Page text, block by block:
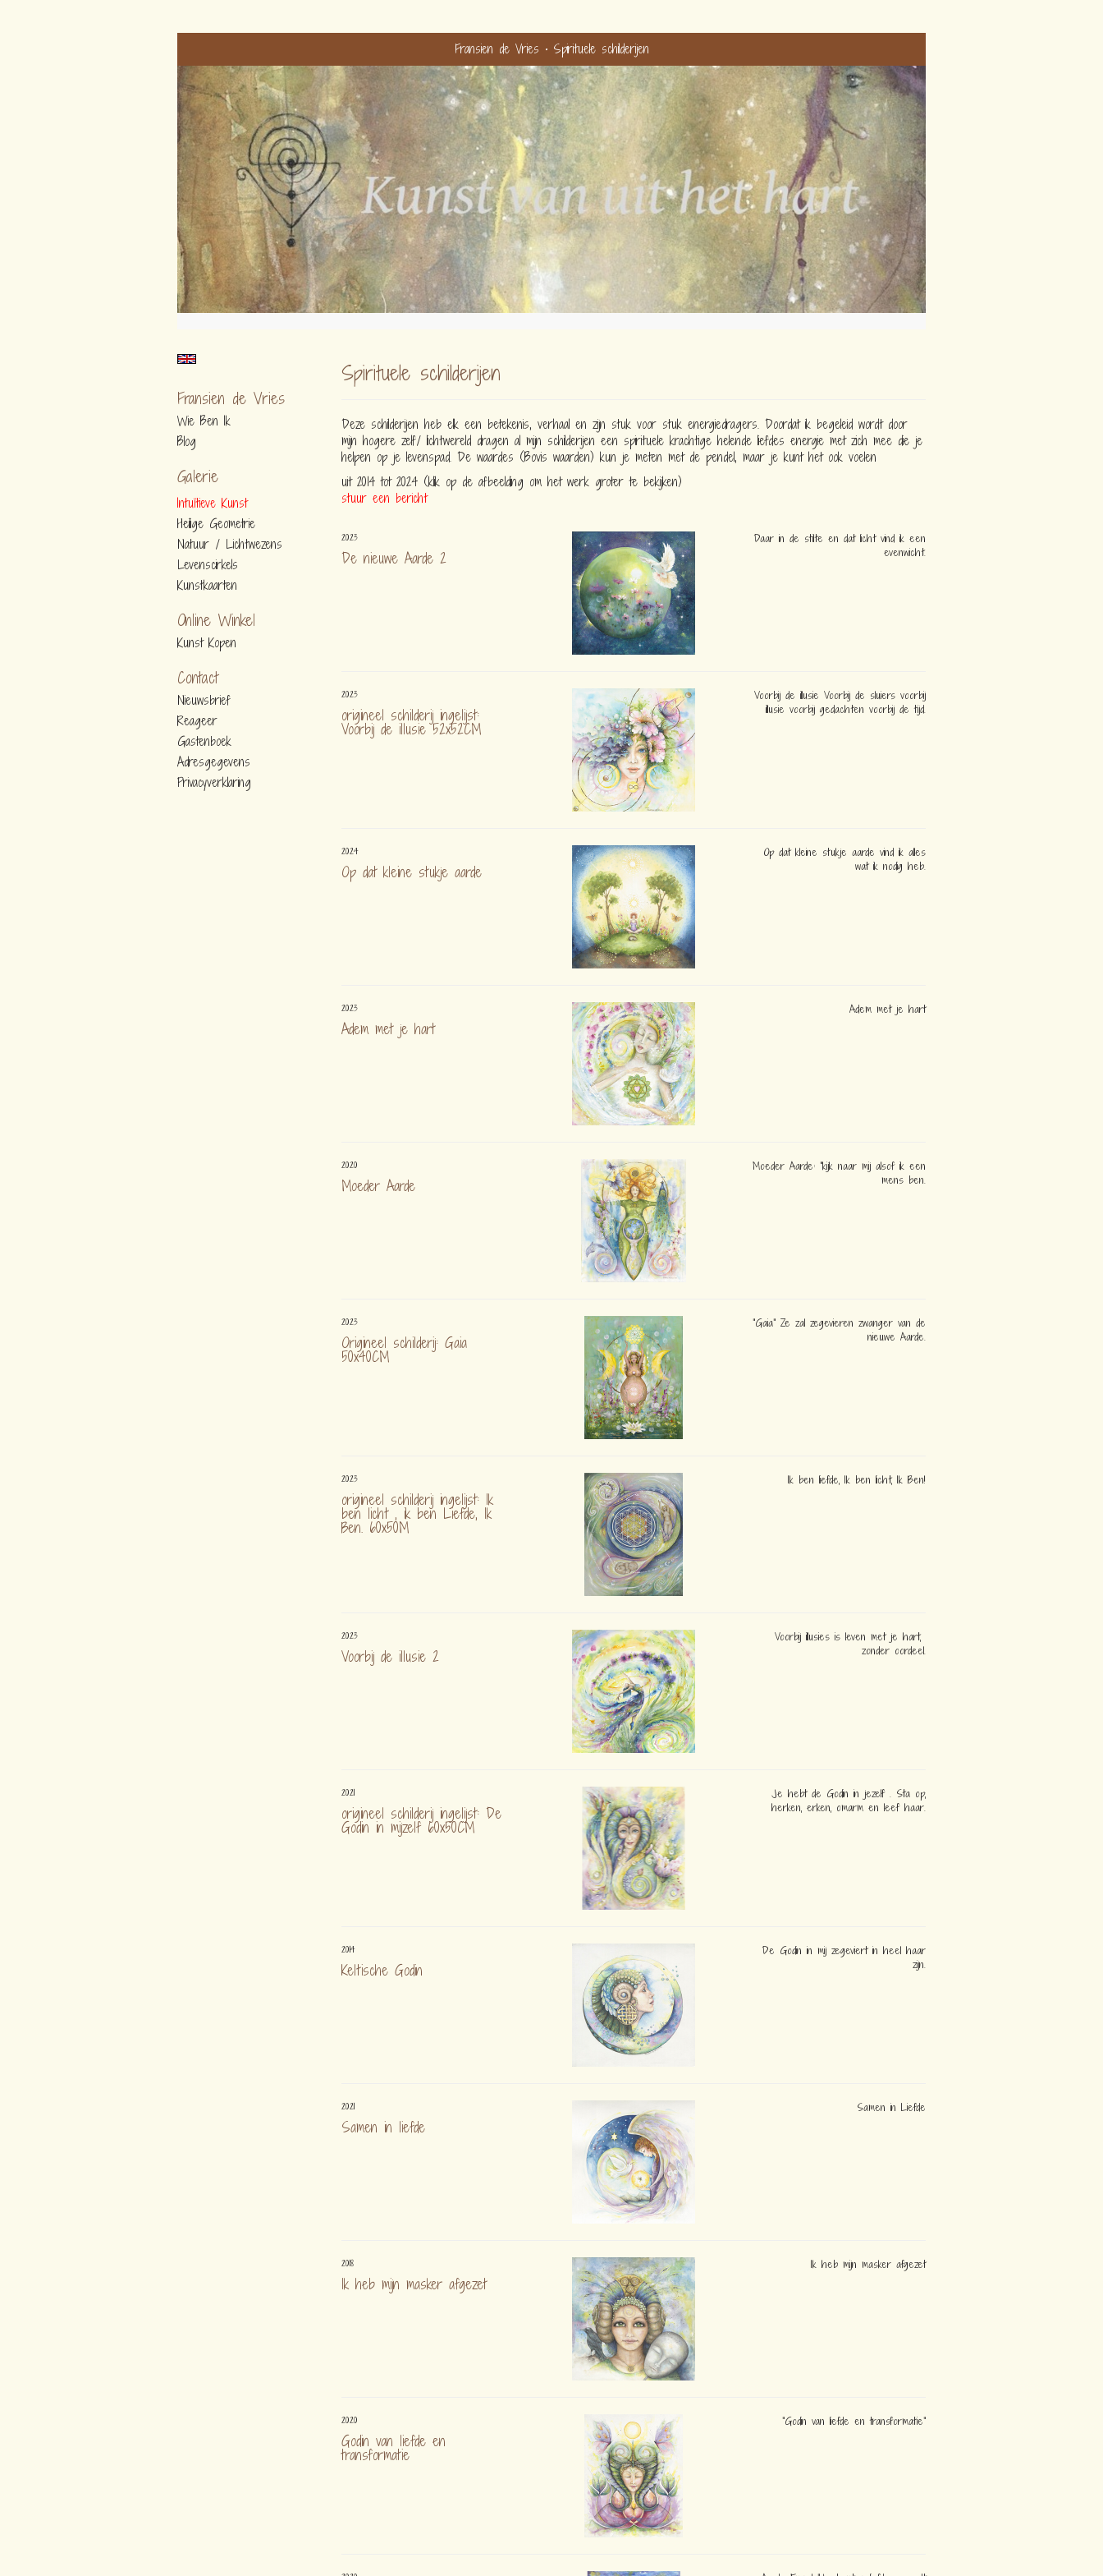
Fransien de Vries Spirituele schilderijen
Spirituele schilderijen
Deze schilderijen heb elk een betekenis, verhaal en zijn stuk voor stuk energiedragers. Doordat ik begeleid wordt door
mijn hogere zelf/ lichtwereld dragen al mijn schilderijen een spirituele krachtige helende liefdes energie met zich mee die je
helpen op je levenspad. De waardes (Bovis waarden) kun je meten met de pendel, maar je kunt het ook voelen
uit 2014 tot 2024 (klik op de afbeelding om het werk groter te bekijken)
stuur een bericht
De nieuwe Aarde 2
2023
Daar in de stilte en dat licht vind ik een
evenwicht.
origineel schilderij ingelijst:
Voorbij de illusie 52x52CM
2023
Voorbij de illusie Voorbij de sluiers voorbij
illusie voorbij gedachten voorbij de tijd.
Op dat kleine stukje aarde
2024
Op dat kleine stukje aarde vind ik alles
wat ik nodig heb.
Adem met je hart
2023 Adem met je hart
Moeder Aarde
2020
Moeder Aarde: "kijk naar mij alsof ik een
mens ben.
Origineel schilderij: Gaia
50x40CM
2023
"Gaia" Ze zal zegevieren zwanger van de
nieuwe Aarde.
origineel schilderij ingelijst: Ik
ben licht , ik ben Liefde, Ik
Ben. 60x50M
2023 Ik ben liefde, Ik ben licht, Ik Ben!
Voorbij de illusie 2
2023
Voorbij illusies is leven met je hart,
zonder oordeel.
origineel schilderij ingelijst: De
Godin in mijzelf 60x50CM
2021
Je hebt de Godin in jezelf . Sta op,
herken, erken, omarm en leef haar.
Keltische Godin
2014
De Godin in mij zegeviert in heel haar
zijn.
Samen in liefde
2021 Samen in Liefde
Ik heb mijn masker afgezet
2018 Ik heb mijn masker afgezet
Godin van liefde en
transformatie
2020 "Godin van liefde en transformatie"
Fransien de Vries
Wie Ben Ik
Blog
Galerie
Intuïtieve Kunst
Heilige Geometrie
Natuur / Lichtwezens
Levenscirkels
Kunstkaarten
Online Winkel
Kunst Kopen
Contact
Nieuwsbrief
Reageer
Gastenboek
Adresgegevens
Privacyverklaring